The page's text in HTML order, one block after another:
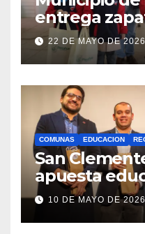
entrega
estudiantes
Royalty
22 DE MAYO DE 2026
COMUNAS EDUCACION
San
apuesta
lanzamiento
10 DE MAYO DE 2026